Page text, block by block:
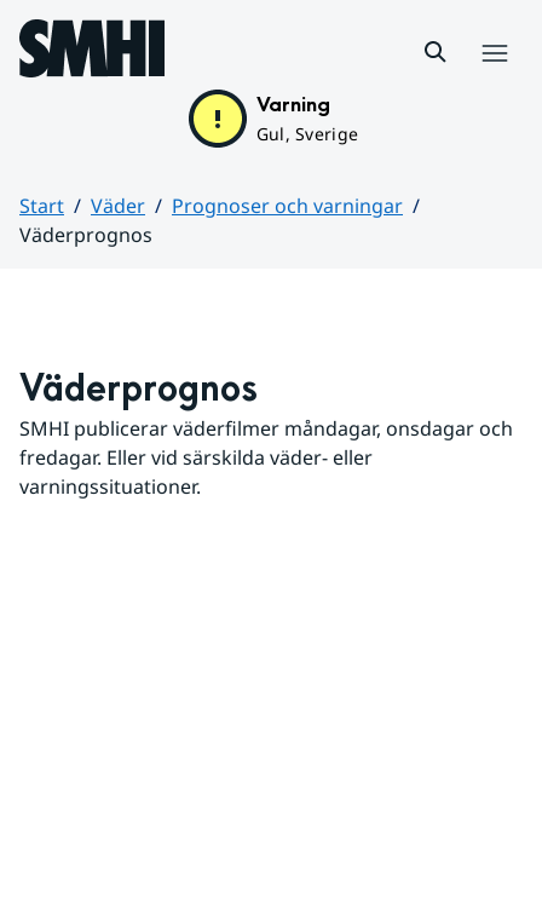
Hoppa till sidans innehåll
Varning
Gul, Sverige
Start Väder
Prognoser och varningar
Väderprognos
Väderprognos
SMHI publicerar väderfilmer måndagar, onsdagar och
fredagar. Eller vid särskilda väder- eller
varningssituationer.